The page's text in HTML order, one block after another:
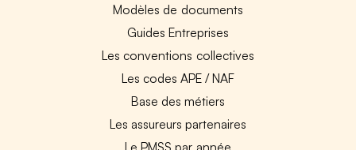
Modèles de documents
Guides Entreprises
Les conventions collectives
Les codes APE / NAF
Base des métiers
Les assureurs partenaires
Le PMSS par année